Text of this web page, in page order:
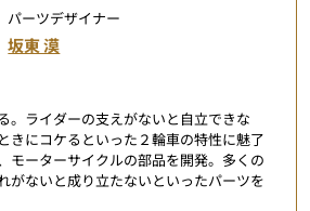
パーツデザイナー
坂東 漠
。ライダーの支えがないと自立できな
きにコケるといった２輪車の特性に魅了
モーターサイクルの部品を開発。多くの
がないと成り立たないといったパーツを